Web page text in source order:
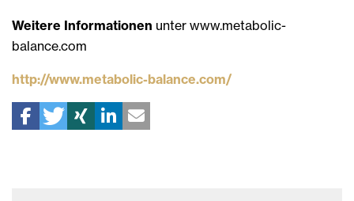
Weitere Informationen unter www.metabolic-
balance.com
http://www.metabolic-balance.com/